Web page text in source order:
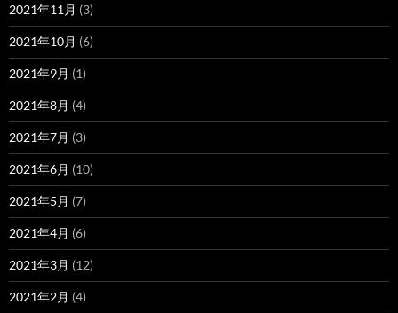
2021年11月 (3)
2021年10月 (6)
2021年9月 (1)
2021年8月 (4)
2021年7月 (3)
2021年6月 (10)
2021年5月 (7)
2021年4月 (6)
2021年3月 (12)
2021年2月 (4)